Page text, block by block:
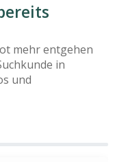
mehr entgehen
in
und